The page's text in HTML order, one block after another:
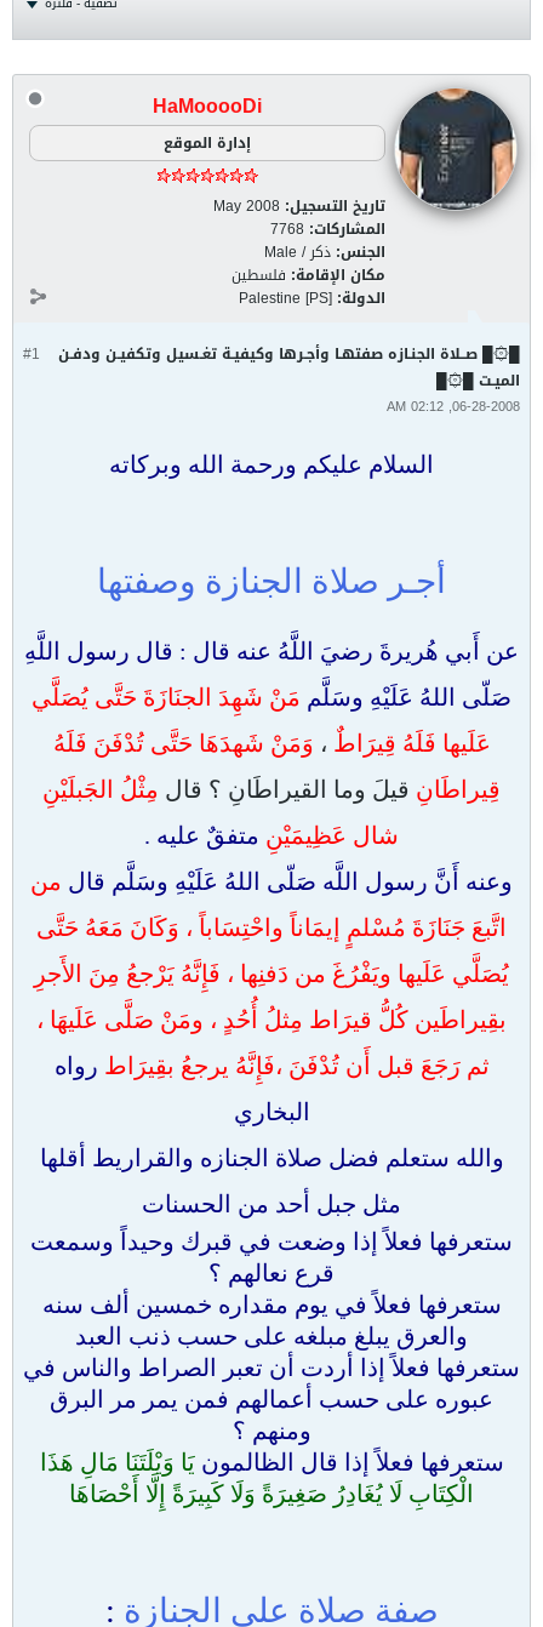
HaMooooDi
إدارة الموقع
تاريخ التسجيل: May 2008
المشاركات: 7768
الجنس: ذكر / Male
مكان الإقامة: فلسطين
الدولة: Palestine [PS]
#1
█۞█ صــلاة الجنـازه صفتهـا وأجـرها وكيفيـة تغـسيل وتكفيـن ودفـن
الميـت █۞█
06-28-2008, 02:12 AM
السلام عليكم ورحمة الله وبركاته
أجـر صلاة الجنازة وصفتها
عن أَبي هُريرةَ رضيَ اللَّهُ عنه قال : قال رسول اللَّهِ
صَلّى اللهُ عَلَيْهِ وسَلَّم مَنْ شَهِدَ الجنَازَةَ حَتَّى يُصَلَّي
عَلَيها فَلَهُ قِيرَاطٌ ، وَمَنْ شَهدَهَا حَتَّى تُدْفَنَ فَلَهُ
قِيراطَانِ قيلَ وما القيراطَانِ ؟ قال مِثْلُ الجَبلَيْنِ
شال عَظِيمَيْنِ متفقٌ عليه .
وعنه أَنَّ رسول اللَّه صَلّى اللهُ عَلَيْهِ وسَلَّم قال من
اتَّبعَ جَنَازَةَ مُسْلمٍ إيمَاناً واحْتِسَاباً ، وَكَانَ مَعَهُ حَتَّى
يُصَلَّي عَلَيها ويَفْرُغَ من دَفنِها ، فَإِنَّهُ يَرْجعُ مِنَ الأَجرِ
بقِيراطَين كُلُّ قيرَاط مِثلُ أُحُدٍ ، ومَنْ صَلَّى عَلَيهَا ،
ثم رَجَعَ قبل أَن تُدْفَنَ ،فَإِنَّهُ يرجعُ بقِيرَاط رواه
البخاري
والله ستعلم فضل صلاة الجنازه والقراريط أقلها
مثل جبل أحد من الحسنات
ستعرفها فعلاً إذا وضعت في قبرك وحيداً وسمعت
قرع نعالهم ؟
ستعرفها فعلاً في يوم مقداره خمسين ألف سنه
والعرق يبلغ مبلغه على حسب ذنب العبد
ستعرفها فعلاً إذا أردت أن تعبر الصراط والناس في
عبوره على حسب أعمالهم فمن يمر مر البرق
ومنهم ؟
ستعرفها فعلاً إذا قال الظالمونيَا وَيْلَتَنَا مَالِ هَذَا
الْكِتَابِ لَا يُغَادِرُ صَغِيرَةً وَلَا كَبِيرَةً إِلَّا أَحْصَاهَا
صفة صلاة على الجنازة :